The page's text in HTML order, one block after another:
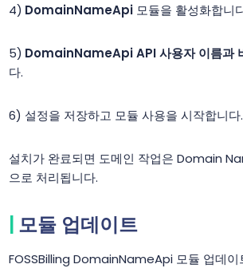
DomainNameApi모듈을 활성화합니
DomainNameApi API 사용자 이름과
다.
설정을 저장하고 모듈 사용을 시작합니다.
설치가 완료되면 도메인 작업은 Domain
으로 처리됩니다.
모듈 업데이트
FOSSBilling DomainNameApi 모듈 업데이